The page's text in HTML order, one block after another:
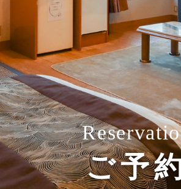
ご予